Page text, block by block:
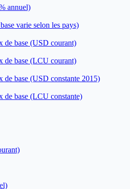
annuel)
varie selon les pays)
de base (USD courant)
de base (LCU courant)
de base (USD constante 2015)
de base (LCU constante)